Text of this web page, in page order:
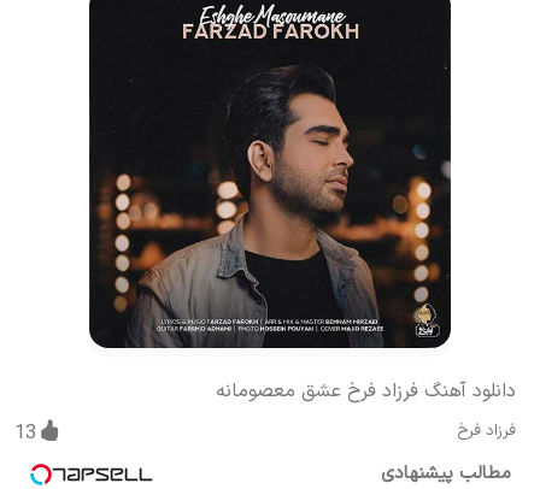
دانلود آهنگ فرزاد فرخ عشق معصومانه
فرزاد فرخ 13
مطالب پیشنهادی